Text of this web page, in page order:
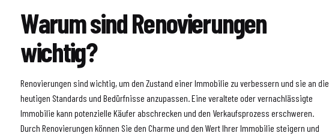
Warum sind Renovierungen
wichtig?
Renovierungen sind wichtig, um den Zustand einer Immobilie zu verbessern und sie an die
heutigen Standards und Bedürfnisse anzupassen. Eine veraltete oder vernachlässigte
Immobilie kann potenzielle Käufer abschrecken und den Verkaufsprozess erschweren.
Durch Renovierungen können Sie den Charme und den Wert Ihrer Immobilie steigern und